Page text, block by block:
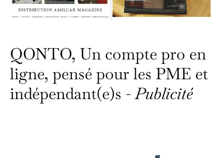
QONTO, Un compte pro en
ligne, pensé pour les PME et
indépendant(e)s -Publicité